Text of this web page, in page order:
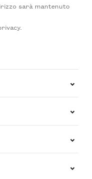
sarà mantenuto